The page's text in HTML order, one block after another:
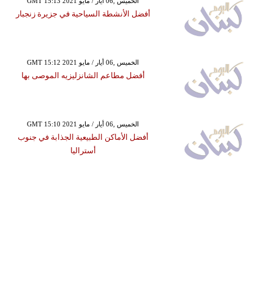
أفضل الأنشطة السياحية في جزيرة زنجبار
GMT 15:12 2021 الخميس ,06 أيار / مايو
أفضل مطاعم الشانزليزيه الموصى بها
GMT 15:10 2021 الخميس ,06 أيار / مايو
أفضل الأماكن الطبيعية الجذابة في جنوب
أستراليا